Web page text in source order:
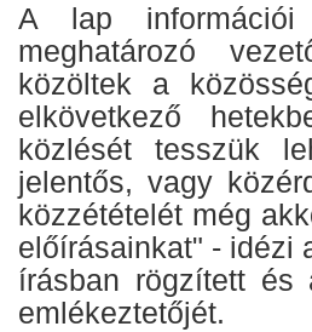
A lap
meghatározó
közöltek a
elkövetkező
közlését tesszük
jelentős, vagy
közzétételét még
előírásainkat" - idézi
írásban rögzített és
emlékeztetőjét.